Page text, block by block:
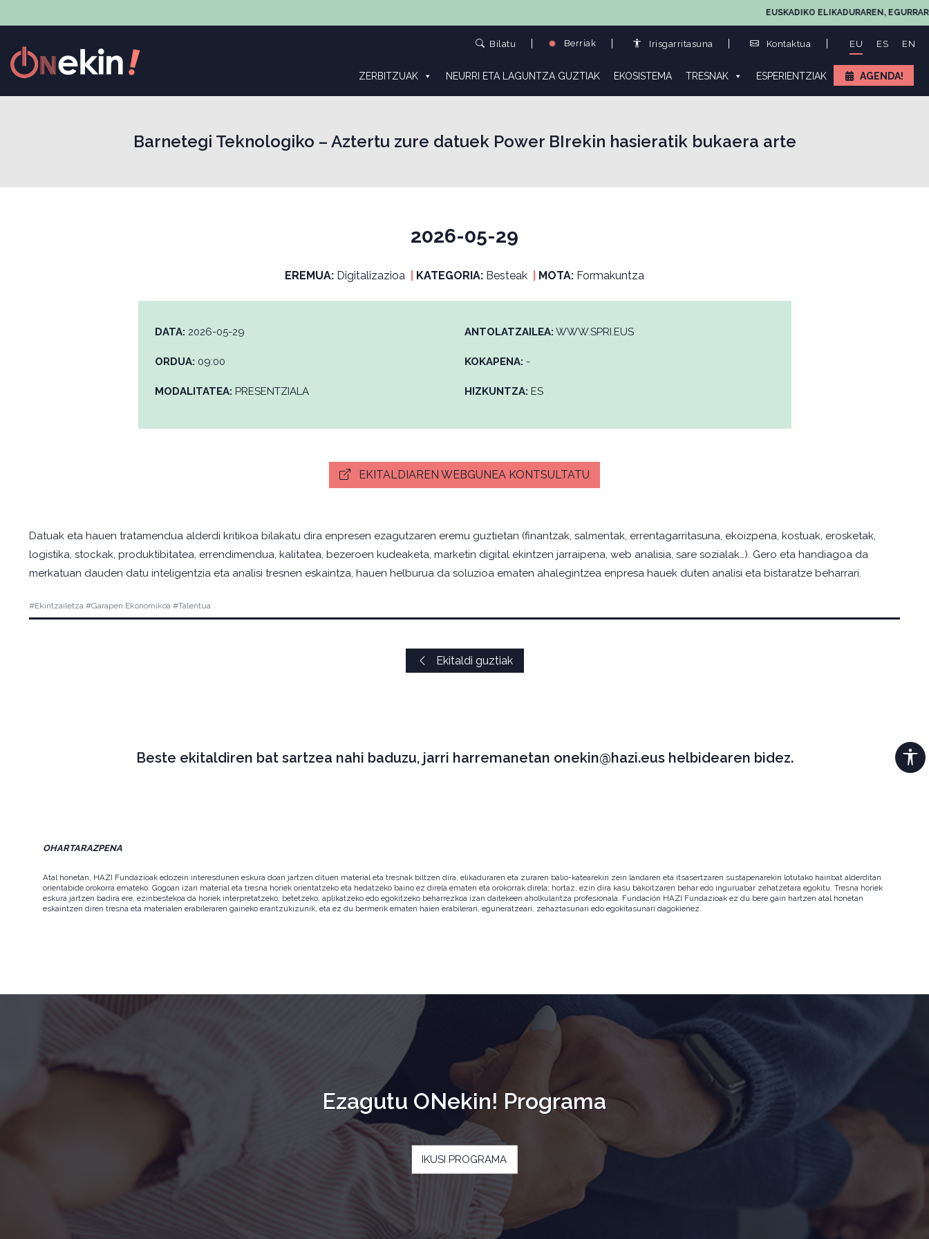
EUSKADIKO ELIKADURAREN, EGURRAREN
Bilatu Berriak Irisgarritasuna Kontaktua EU ES EN
ZERBITZUAK NEURRI ETA LAGUNTZA GUZTIAK EKOSISTEMA TRESNAK ESPERIENTZIAK AGENDA!
Barnetegi Teknologiko – Aztertu zure datuek Power BIrekin hasieratik bukaera arte
2026-05-29
EREMUA: Digitalizazioa KATEGORIA: Besteak MOTA: Formakuntza
DATA: 2026-05-29
ORDUA: 09:00
MODALITATEA: PRESENTZIALA
ANTOLATZAILEA: WWW.SPRI.EUS
KOKAPENA: -
HIZKUNTZA: ES
EKITALDIAREN WEBGUNEA KONTSULTATU
Datuak eta hauen tratamendua alderdi kritikoa bilakatu dira enpresen ezagutzaren eremu guztietan (finantzak, salmentak, errentagarritasuna, ekoizpena, kostuak, erosketak,
logistika, stockak, produktibitatea, errendimendua, kalitatea, bezeroen kudeaketa, marketin digital ekintzen jarraipena, web analisia, sare sozialak…). Gero eta handiagoa da
merkatuan dauden datu inteligentzia eta analisi tresnen eskaintza, hauen helburua da soluzioa ematen ahalegintzea enpresa hauek duten analisi eta bistaratze beharrari.
#Ekintzailetza #Garapen Ekonomikoa #Talentua
Ekitaldi guztiak
Beste ekitaldiren bat sartzea nahi baduzu, jarri harremanetan onekin@hazi.eus helbidearen bidez.
OHARTARAZPENA
Atal honetan, HAZI Fundazioak edozein interesdunen eskura doan jartzen dituen material eta tresnak biltzen dira, elikaduraren eta zuraren balio-katearekin zein landaren eta itsasertzaren sustapenarekin lotutako hainbat alderditan
orientabide orokorra emateko. Gogoan izan material eta tresna horiek orientatzeko eta hedatzeko baino ez direla ematen eta orokorrak direla; hortaz, ezin dira kasu bakoitzaren behar edo inguruabar zehatzetara egokitu. Tresna horiek
eskura jartzen badira ere, ezinbestekoa da horiek interpretatzeko, betetzeko, aplikatzeko edo egokitzeko beharrezkoa izan daitekeen aholkularitza profesionala. Fundación HAZI Fundazioak ez du bere gain hartzen atal honetan
eskaintzen diren tresna eta materialen erabileraren gaineko erantzukizunik, eta ez du bermerik ematen haien erabilerari, eguneratzeari, zehaztasunari edo egokitasunari dagokienez.
Ezagutu ONekin! Programa
IKUSI PROGRAMA